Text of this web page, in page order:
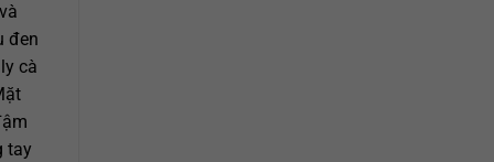
đen
cà
tay